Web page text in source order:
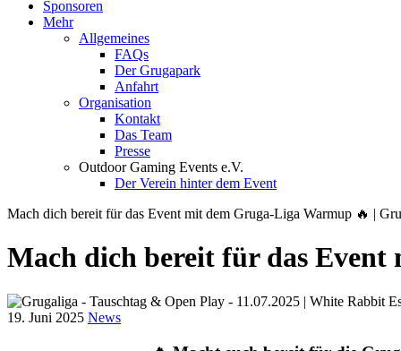
Sponsoren
Mehr
Allgemeines
FAQs
Der Grugapark
Anfahrt
Organisation
Kontakt
Das Team
Presse
Outdoor Gaming Events e.V.
Der Verein hinter dem Event
Mach dich bereit für das Event mit dem Gruga-Liga Warmup 🔥 |
Mach dich bereit für das
19. Juni 2025 News